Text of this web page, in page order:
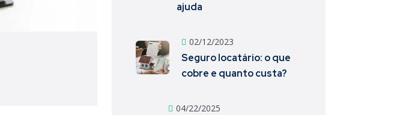
ajuda
02/12/2023
Seguro locatário: o que
cobre e quanto custa?
04/22/2025